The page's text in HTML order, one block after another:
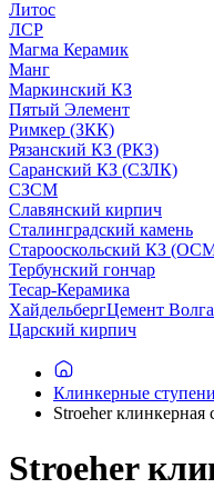
Литос
ЛСР
Магма Керамик
Манг
Маркинский КЗ
Пятый Элемент
Римкер (ЗКК)
Рязанский КЗ (РКЗ)
Саранский КЗ (СЗЛК)
СЗСМ
Славянский кирпич
Сталинградский камень
Старооскольский КЗ
Тербунский гончар
Тесар-Керамика
ХайдельбергЦемент Волга
Царский кирпич
Клинкерные ступени
Stroeher клинкерная
Stroeher